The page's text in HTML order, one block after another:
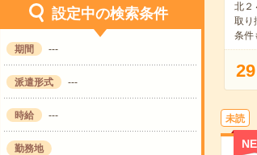
設定中の検索条件
期間 ---
派遣形式 ---
時給 ---
勤務地
北２
取り
条件
29
未読